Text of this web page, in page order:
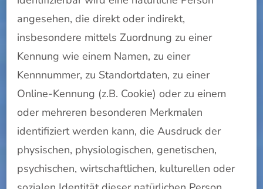
angesehen, die direkt oder indirekt,
insbesondere mittels Zuordnung zu einer
Kennung wie einem Namen, zu einer
Kennnummer, zu Standortdaten, zu einer
Online-Kennung (z.B. Cookie) oder zu einem
oder mehreren besonderen Merkmalen
identifiziert werden kann, die Ausdruck der
physischen, physiologischen, genetischen,
psychischen, wirtschaftlichen, kulturellen oder